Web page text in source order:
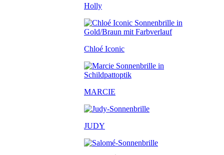
Holly
Chloé Iconic
MARCIE
JUDY